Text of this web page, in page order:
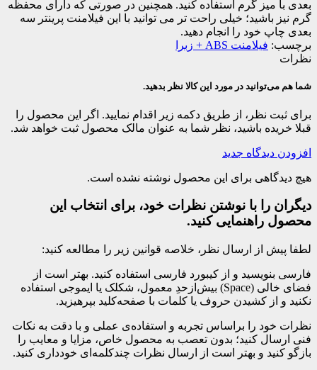
بعدی با میز گرم استفاده کنید. همچنین در صورتی که دارای محفظه
گرم نیز باشید؛ خیلی راحت تر می توانید با این فیلامنت پرینتر سه
بعدی چاپ خود را انجام دهید.
برچسب: فیلامنت ABS + زبرا
نظرات
شما هم می‌توانید در مورد این کالا نظر بدهید.
برای ثبت نظر، از طریق دکمه زیر اقدام نمایید. اگر این محصول را
قبلا خریده باشید، نظر شما به عنوان مالک محصول ثبت خواهد شد.
افزودن دیدگاه جدید
هیچ دیدگاهی برای این محصول نوشته نشده است.
دیگران را با نوشتن نظرات خود، برای انتخاب این
محصول راهنمایی کنید.
لطفا پیش از ارسال نظر، خلاصه قوانین زیر را مطالعه کنید:
فارسی بنویسید و از کیبورد فارسی استفاده کنید. بهتر است از
فضای خالی (Space) بیش‌از‌حدِ معمول، شکلک یا ایموجی استفاده
نکنید و از کشیدن حروف یا کلمات با صفحه‌کلید بپرهیزید.
نظرات خود را براساس تجربه و استفاده‌ی عملی و با دقت به نکات
فنی ارسال کنید؛ بدون تعصب به محصول خاص، مزایا و معایب را
بازگو کنید و بهتر است از ارسال نظرات چندکلمه‌‌ای خودداری کنید.